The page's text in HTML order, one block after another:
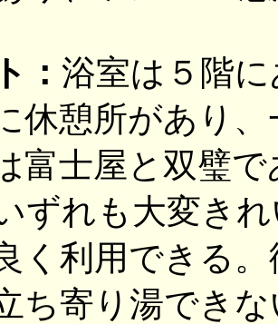
： 浴室は５階
休憩所があり
富士屋と双璧
ずれも大変き
く利用できる
ち寄り湯でき